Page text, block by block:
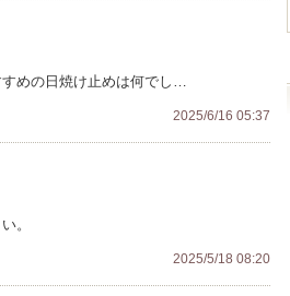
めの日焼け止めは何でし…
2025/6/16 05:37
。
2025/5/18 08:20